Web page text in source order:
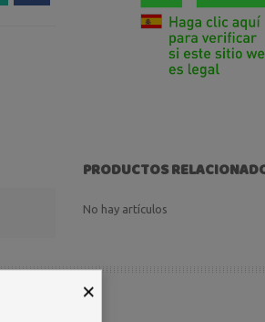
PRODUCTOS
No hay artículos
×